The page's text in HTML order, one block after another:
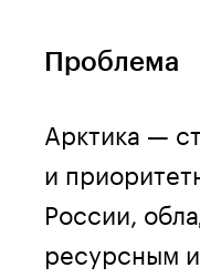
Проблема
Арктика —
и
России,
ресурсным